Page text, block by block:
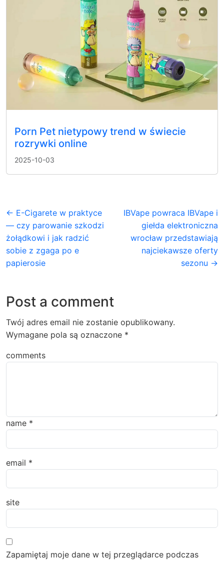
Porn Pet nietypowy trend w świecie
rozrywki online
2025-10-03
← E-Cigarete w praktyce
— czy parowanie szkodzi
żołądkowi i jak radzić
sobie z zgaga po e
papierosie
IBVape powraca IBVape i
giełda elektroniczna
wrocław przedstawiają
najciekawsze oferty
sezonu →
Post a comment
Twój adres email nie zostanie opublikowany.
Wymagane pola są oznaczone *
comments
name *
email *
site
Zapamiętaj moje dane w tej przeglądarce podczas